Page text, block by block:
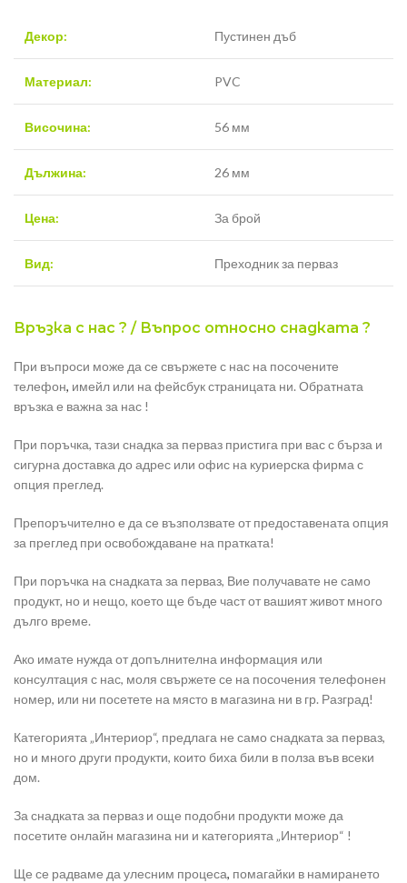
Декор: Пустинен дъб
Материал: PVC
Височина: 56 мм
Дължина: 26 мм
Цена: За брой
Вид: Преходник за перваз
Връзка с нас ? / Въпрос относно снадката ?
При въпроси може да се свържете с нас на посочените
телефон, имейл или на фейсбук страницата ни. Обратната
връзка е важна за нас !
При поръчка, тази снадка за перваз пристига при вас с бърза и
сигурна доставка до адрес или офис на куриерска фирма с
опция преглед.
Препоръчително е да се възползвате от предоставената опция
за преглед при освобождаване на пратката!
При поръчка на снадката за перваз, Вие получавате не само
продукт, но и нещо, което ще бъде част от вашият живот много
дълго време.
Ако имате нужда от допълнителна информация или
консултация с нас, моля свържете се на посочения телефонен
номер, или ни посетете на място в магазина ни в гр. Разград!
Категорията „Интериор“, предлага не само снадката за перваз,
но и много други продукти, които биха били в полза във всеки
дом.
За снадката за перваз и още подобни продукти може да
посетите онлайн магазина ни и категорията „Интериор“ !
Ще се радваме да улесним процеса, помагайки в намирането